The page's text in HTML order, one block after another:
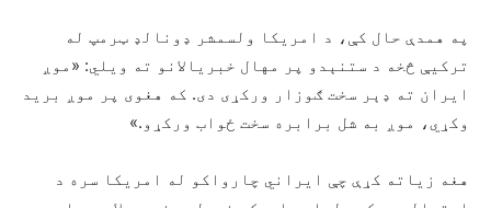
په همدې حال کې، د امریکا ولسمشر ډونالډ ټرمپ له
ترکیې څخه د ستنېدو پر مهال خبریالانو ته ویلي: «موږ
ایران ته ډېر سخت ګوزار ورکړی دی. که هغوی پر موږ برید
وکړي، موږ به شل برابره سخت ځواب ورکړو.»
هغه زیاته کړې چې ایراني چارواکو له امریکا سره د